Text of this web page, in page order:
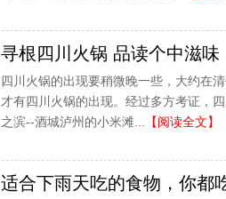
寻根四川火锅 品读个中滋味
四川火锅的出现要稍微晚一些，大约在
才有四川火锅的出现。经过多方考证，
之滨--酒城泸州的小米滩...
【阅读全文】
适合下雨天吃的食物，你都